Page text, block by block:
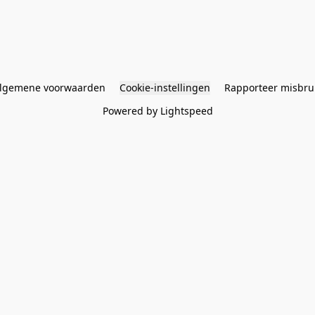
voorwaarden Cookie-instellingen
Rapporteer
Powered by Lightspeed